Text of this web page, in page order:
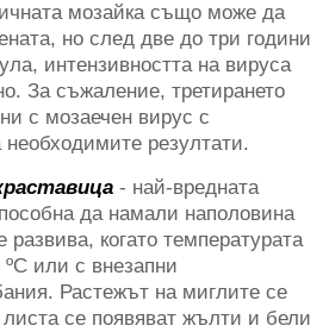
мозайка също може да
но след две до три години
интензивността на вируса
За съжаление, третирането
с мозаечен вирус с
резултати.
- най-вредната
да намали наполовина
когато температурата
или с внезапни
Растежът на миглите се
се появяват жълти и бели